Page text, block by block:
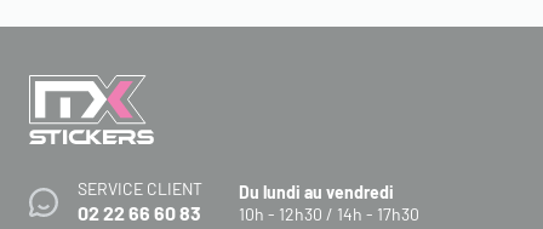
SERVICE CLIENT
02 22 66 60 83
Du lundi au vendredi
10h - 12h30 / 14h - 17h30